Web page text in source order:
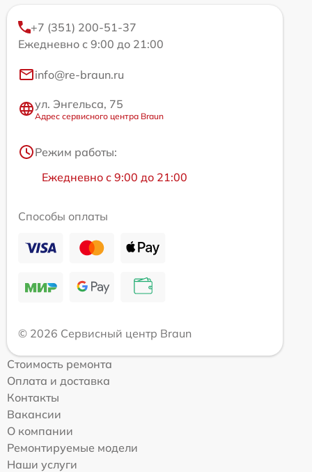
+7 (351) 200-51-37
Ежедневно с 9:00 до 21:00
info@re-braun.ru
ул. Энгельса, 75
Адрес сервисного центра Braun
Режим работы:
Ежедневно с 9:00 до 21:00
Способы оплаты
© 2026 Сервисный центр Braun
Стоимость ремонта
Оплата и доставка
Контакты
Вакансии
О компании
Ремонтируемые модели
Наши услуги